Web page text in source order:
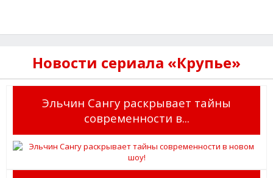
Новости сериала «Крупье»
Эльчин Сангу раскрывает тайны
современности в...